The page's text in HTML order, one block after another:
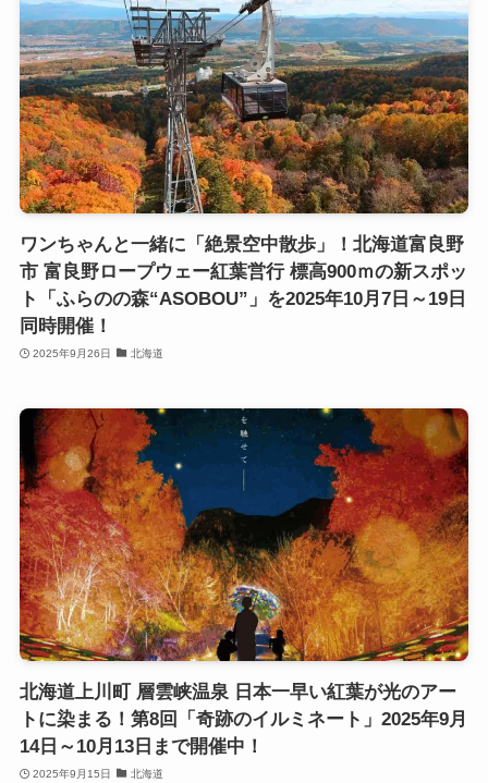
ワンちゃんと一緒に「絶景空中散歩」！北海道富良野
市 富良野ロープウェー紅葉営行 標高900ｍの新スポッ
ト「ふらのの森“ASOBOU”」を2025年10月7日～19日
同時開催！
2025年9月26日 北海道
北海道上川町 層雲峡温泉 日本一早い紅葉が光のアー
トに染まる！第8回「奇跡のイルミネート」2025年9月
14日～10月13日まで開催中！
2025年9月15日 北海道